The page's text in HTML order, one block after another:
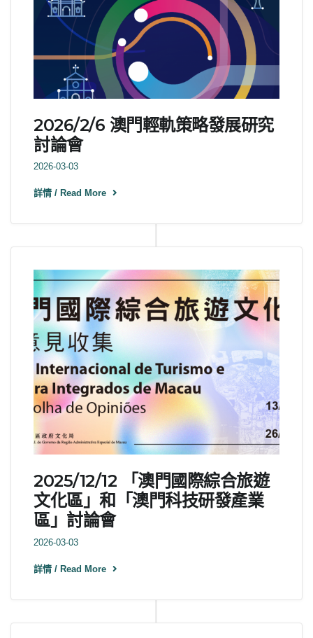
2026/2/6 澳門輕軌策略發展研究
討論會
2026-03-03
詳情 / Read More
2025/12/12 「澳門國際綜合旅遊
文化區」和「澳門科技研發產業
區」討論會
2026-03-03
詳情 / Read More